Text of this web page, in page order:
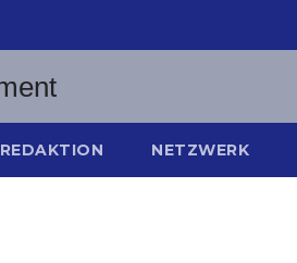
REDAKTION NETZWERK